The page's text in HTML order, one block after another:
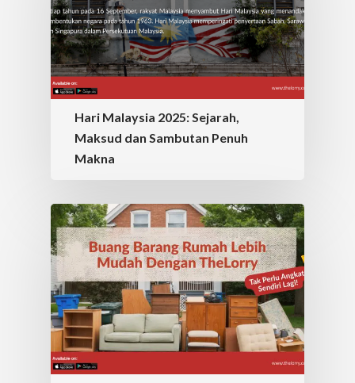
Hari Malaysia 2025: Sejarah,
Maksud dan Sambutan Penuh
Makna